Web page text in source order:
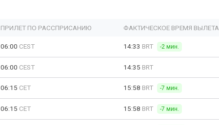
ПРИЛЕТ ПО РАССПРИСАНИЮ ФАКТИЧЕСКОЕ ВРЕМЯ ВЫЛЕТА
06:00 CEST 14:33 BRT -2 мин.
06:00 CEST 14:35 BRT
06:15 CET 15:58 BRT -7 мин.
06:15 CET 15:58 BRT -7 мин.